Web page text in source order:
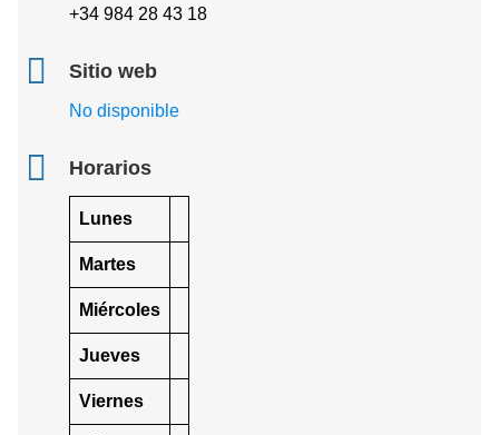
+34 984 28 43 18
Sitio web
No disponible
Horarios
Lunes
Martes
Miércoles
Jueves
Viernes